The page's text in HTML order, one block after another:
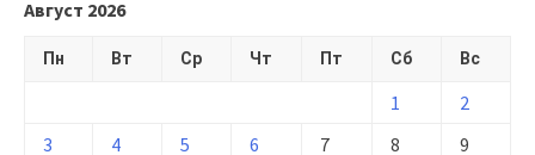
Август 2026
Пн Вт Ср Чт Пт Сб Вс
1
2
3
4 5 6 7 8
9